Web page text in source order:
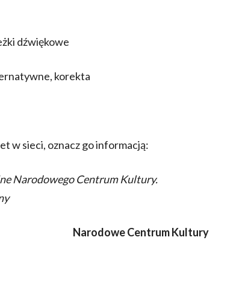
dźwiękowe
korekta
w sieci, oznacz go informacją:
Narodowego Centrum Kultury.
Narodowe Centrum Kultury